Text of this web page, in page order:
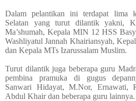
Dalam pelantikan ini terdapat lima
Selatan yang turut dilantik yakni,
Ma’shumah, Kepala MIN 12 HSS
Washliyatul Jannah Khairiansyah,
dan Kepala MTs Izarussalam Muslim.
Turut dilantik juga beberapa guru
pembina pramuka di gugus
Sanwari Hidayat, M.Nor, Ernawati,
Abdul Khair dan beberapa guru lainnya.